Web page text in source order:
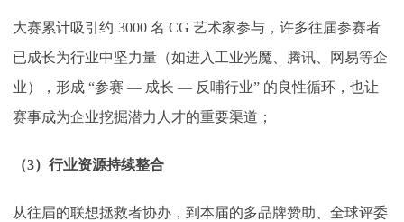
大赛累计吸引约 3000 名 CG 艺术家参与，许多往届参赛者
已成长为行业中坚力量（如进入工业光魔、腾讯、网易等企
业），形成 “参赛 — 成长 — 反哺行业” 的良性循环，也让
赛事成为企业挖掘潜力人才的重要渠道；
（3）行业资源持续整合
从往届的联想拯救者协办，到本届的多品牌赞助、全球评委